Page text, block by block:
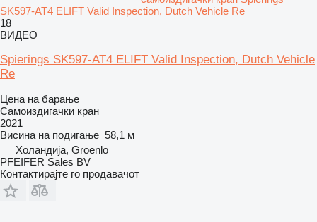
SK597-AT4 ELIFT Valid Inspection, Dutch Vehicle Re
18
ВИДЕО
Spierings SK597-AT4 ELIFT Valid Inspection, Dutch Vehicle
Re
Цена на барање
Самоиздигачки кран
2021
Висина на подигање 58,1 м
Холандија, Groenlo
PFEIFER Sales BV
Контактирајте го продавачот